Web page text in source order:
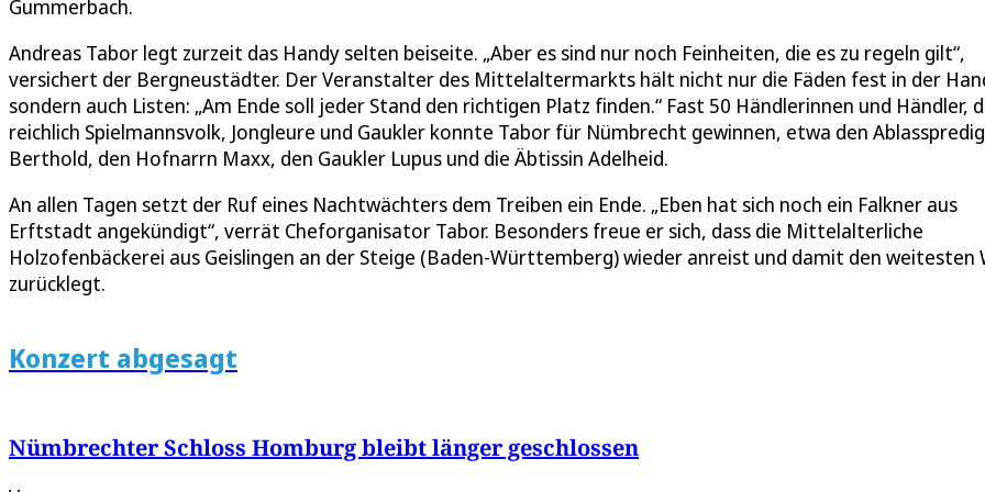
Gummerbach.
Andreas Tabor legt zurzeit das Handy selten beiseite. „Aber es sind nur noch Feinheiten, die es zu regeln gilt“,
versichert der Bergneustädter. Der Veranstalter des Mittelaltermarkts hält nicht nur die Fäden fest in der
sondern auch Listen: „Am Ende soll jeder Stand den richtigen Platz finden.“ Fast 50 Händlerinnen und Händler,
reichlich Spielmannsvolk, Jongleure und Gaukler konnte Tabor für Nümbrecht gewinnen, etwa den
Berthold, den Hofnarrn Maxx, den Gaukler Lupus und die Äbtissin Adelheid.
An allen Tagen setzt der Ruf eines Nachtwächters dem Treiben ein Ende. „Eben hat sich noch ein Falkner aus
Erftstadt angekündigt“, verrät Cheforganisator Tabor. Besonders freue er sich, dass die Mittelalterliche
Holzofenbäckerei aus Geislingen an der Steige (Baden-Württemberg) wieder anreist und damit den weitesten
zurücklegt.
Konzert abgesagt
Nümbrechter Schloss Homburg bleibt länger geschlossen